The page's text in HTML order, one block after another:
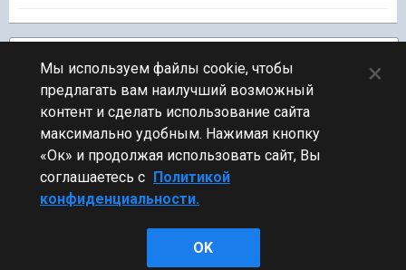
ПЕРЕЙТИ К СПИСКУ ТЕМ
Эсминцы
Стиль
Мы используем файлы cookie, чтобы
предлагать вам наилучший возможный
контент и сделать использование сайта
максимально удобным. Нажимая кнопку
«Ок» и продолжая использовать сайт, Вы
соглашаетесь с Политикой
конфиденциальности.
OK
×